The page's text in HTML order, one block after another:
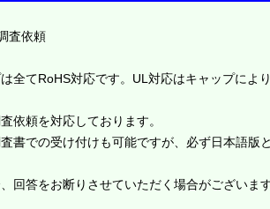
査依頼
全てRoHS対応です。UL対応はキャップによ
依頼を対応しております。
書での受け付けも可能ですが、必ず日本語版
、回答をお断りさせていただく場合がございま